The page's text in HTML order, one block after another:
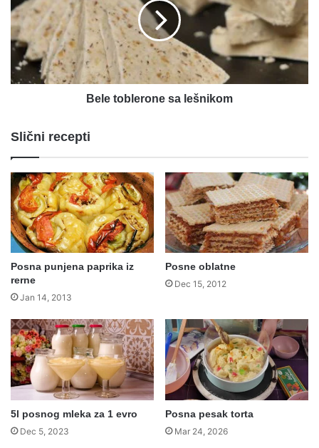
lešnikom
Bele toblerone sa lešnikom
Slični recepti
Posna punjena paprika iz
rerne
Jan 14, 2013
Posne oblatne
Dec 15, 2012
5l posnog mleka za 1 evro
Dec 5, 2023
Posna pesak torta
Mar 24, 2026